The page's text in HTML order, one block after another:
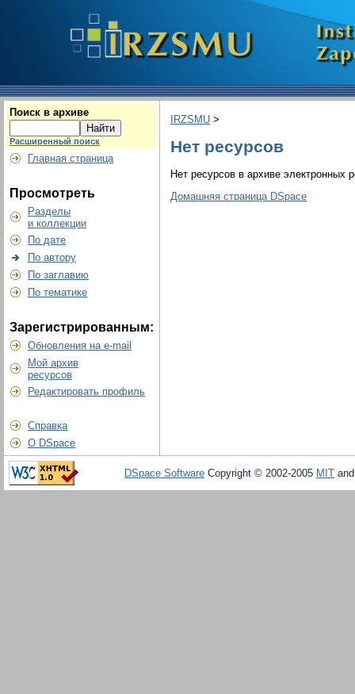
Поиск в архиве
Расширенный поиск
Главная страница
Просмотреть
Разделы
и коллекции
По дате
По автору
По заглавию
По тематике
Зарегистрированным:
Обновления на e-mail
Мой архив
ресурсов
Редактировать профиль
Справка
О DSpace
IRZSMU >
Нет ресурсов
Нет ресурсов в архиве электронных
Домашняя страница DSpace
DSpace Software Copyright © 2002-2005 MIT